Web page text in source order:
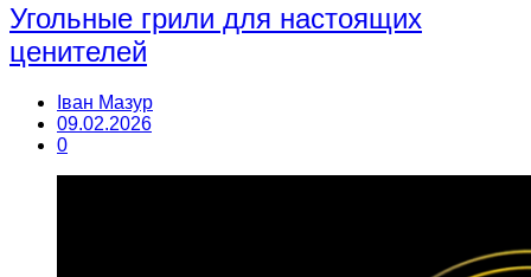
Угольные грили для настоящих
ценителей
Іван Мазур
09.02.2026
0